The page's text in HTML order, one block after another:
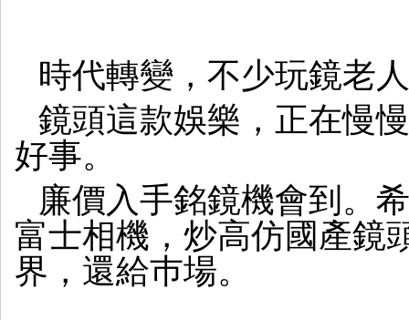
時代轉變，不少玩鏡老
鏡頭這款娛樂，正在慢
好事。
廉價入手銘鏡機會到。
富士相機，炒高仿國產鏡
界，還給巿場。